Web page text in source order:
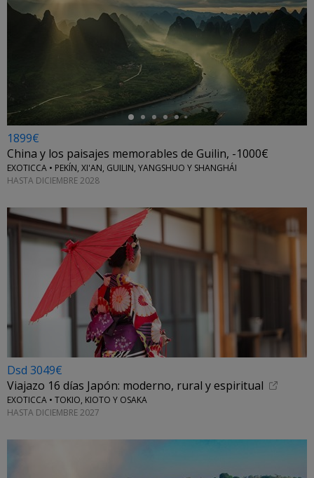
1899€
China y los paisajes memorables de Guilin, -1000€
EXOTICCA • PEKÍN, XI'AN, GUILIN, YANGSHUO Y SHANGHÁI
HASTA DICIEMBRE 2028
Dsd 3049€
Viajazo 16 días Japón: moderno, rural y espiritual
EXOTICCA • TOKIO, KIOTO Y OSAKA
HASTA DICIEMBRE 2027